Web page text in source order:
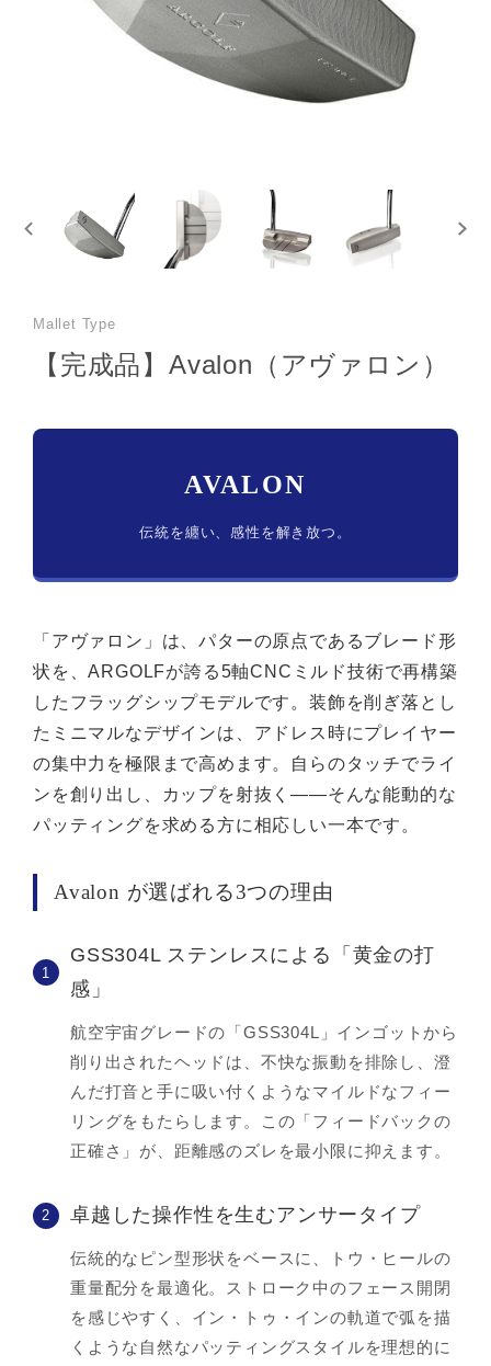
Mallet Type
【完成品】Avalon（アヴァロン）
AVALON
伝統を纏い、感性を解き放つ。
「アヴァロン」は、パターの原点であるブレード形
状を、ARGOLFが誇る5軸CNCミルド技術で再構築
したフラッグシップモデルです。装飾を削ぎ落とし
たミニマルなデザインは、アドレス時にプレイヤー
の集中力を極限まで高めます。自らのタッチでライ
ンを創り出し、カップを射抜く——そんな能動的な
パッティングを求める方に相応しい一本です。
Avalon が選ばれる3つの理由
1
GSS304L ステンレスによる「黄金の打
感」
航空宇宙グレードの「GSS304L」インゴットから
削り出されたヘッドは、不快な振動を排除し、澄
んだ打音と手に吸い付くようなマイルドなフィー
リングをもたらします。この「フィードバックの
正確さ」が、距離感のズレを最小限に抑えます。
2 卓越した操作性を生むアンサータイプ
伝統的なピン型形状をベースに、トウ・ヒールの
重量配分を最適化。ストローク中のフェース開閉
を感じやすく、イン・トゥ・インの軌道で弧を描
くような自然なパッティングスタイルを理想的に